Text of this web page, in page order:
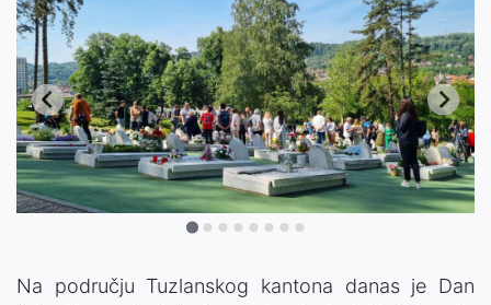
Na području Tuzlanskog kantona danas je Dan